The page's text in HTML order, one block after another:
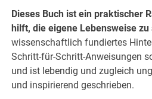
Dieses Buch ist ein praktischer
hilft, die eigene Lebensweise zu
wissenschaftlich fundiertes
Schritt-für-Schritt-Anweisungen
und ist lebendig und zugleich
und inspirierend geschrieben.